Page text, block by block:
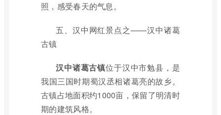
照，感受春天的气息。
五、汉中网红景点之——汉中诸葛
古镇
汉中诸葛古镇位于汉中市勉县，是
我国三国时期蜀汉丞相诸葛亮的故乡。
古镇占地面积约1000亩，保留了明清时
期的建筑风格。